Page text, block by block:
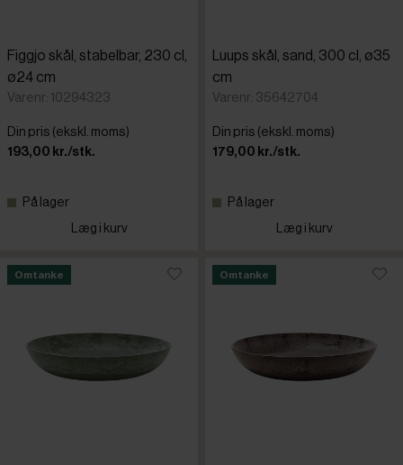
Figgjo skål, stabelbar, 230 cl,
ø24 cm
Varenr: 10294323
Din pris (ekskl. moms)
193,00 kr./stk.
På lager
Læg i kurv
Luups skål, sand, 300 cl, ø35
cm
Varenr: 35642704
Din pris (ekskl. moms)
179,00 kr./stk.
På lager
Læg i kurv
Omtanke Omtanke